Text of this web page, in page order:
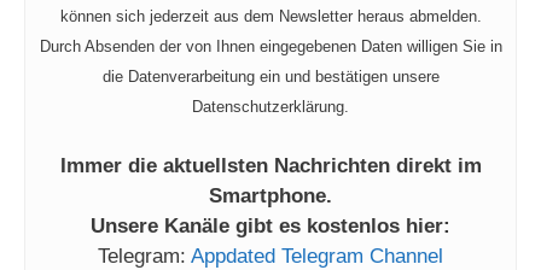
können sich jederzeit aus dem Newsletter heraus abmelden.
Durch Absenden der von Ihnen eingegebenen Daten willigen Sie in
die Datenverarbeitung ein und bestätigen unsere
Datenschutzerklärung.
Immer die aktuellsten Nachrichten direkt im
Smartphone.
Unsere Kanäle gibt es kostenlos hier:
Telegram: Appdated Telegram Channel